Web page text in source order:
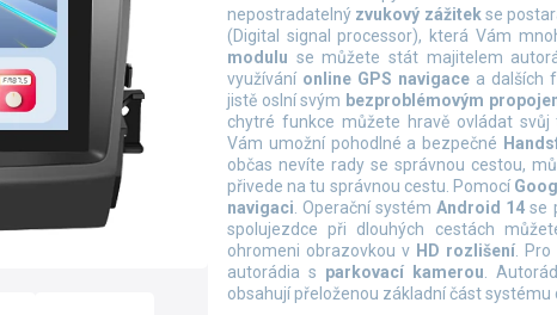
nepostradatelný zvukový zážitekse
(Digital signal processor), která Vám
modulu se můžete stát majitelem
využívání online GPS navigace a dalších
jistě oslní svým bezproblémovým
chytré funkce můžete hravě ovládat
Vám umožní pohodlné a bezpečné
občas nevíte rady se správnou cestou,
přivede na tu správnou cestu. Pomocí
navigaci . Operační systémAndroid 14 se
spolujezdce při dlouhých cestách
ohromeni obrazovkou v HD rozlišení . Pro
autorádia s parkovací kamerou
obsahují přeloženou základní část systému